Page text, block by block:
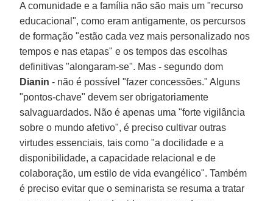
A comunidade e a família não são mais um "recurso
educacional", como eram antigamente, os percursos
de formação "estão cada vez mais personalizado nos
tempos e nas etapas" e os tempos das escolhas
definitivas "alongaram-se". Mas - segundo dom
Dianin - não é possível "fazer concessões." Alguns
"pontos-chave" devem ser obrigatoriamente
salvaguardados. Não é apenas uma "forte vigilância
sobre o mundo afetivo", é preciso cultivar outras
virtudes essenciais, tais como "a docilidade e a
disponibilidade, a capacidade relacional e de
colaboração, um estilo de vida evangélico". Também
é preciso evitar que o seminarista se resuma a tratar